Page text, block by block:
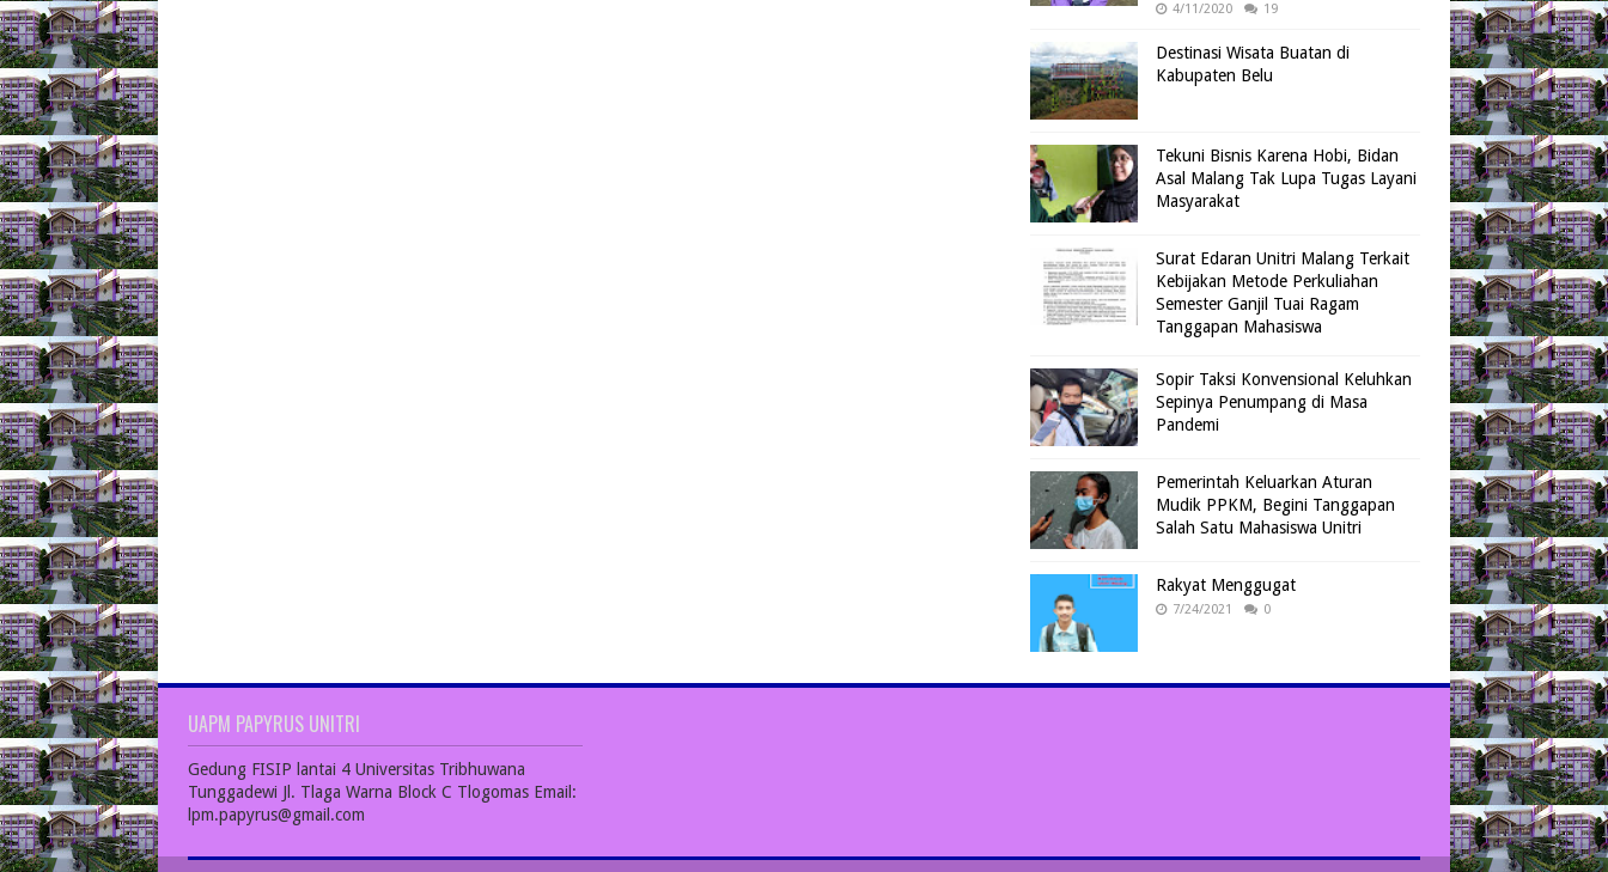
4/11/2020 19
Destinasi Wisata Buatan di
Kabupaten Belu
Tekuni Bisnis Karena Hobi, Bidan
Asal Malang Tak Lupa Tugas Layani
Masyarakat
Surat Edaran Unitri Malang Terkait
Kebijakan Metode Perkuliahan
Semester Ganjil Tuai Ragam
Tanggapan Mahasiswa
Sopir Taksi Konvensional Keluhkan
Sepinya Penumpang di Masa
Pandemi
Pemerintah Keluarkan Aturan
Mudik PPKM, Begini Tanggapan
Salah Satu Mahasiswa Unitri
Rakyat Menggugat
7/24/2021 0
UAPM PAPYRUS UNITRI
Gedung FISIP lantai 4 Universitas Tribhuwana
Tunggadewi Jl. Tlaga Warna Block C Tlogomas Email:
lpm.papyrus@gmail.com